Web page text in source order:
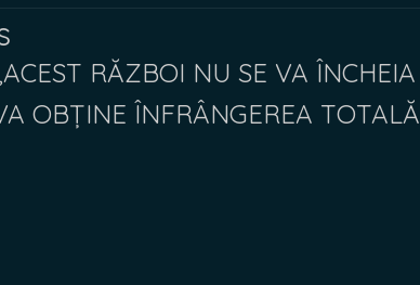
RĂZBOI NU SE VA ÎNCHEIA
OBȚINE ÎNFRÂNGEREA TOTALĂ